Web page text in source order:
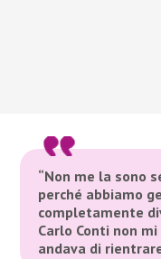
“Non me la sono
perché abbiamo
completamente
Carlo Conti non
andava di